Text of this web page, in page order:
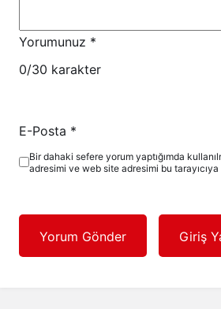
Yorumunuz *
0/30 karakter
E-Posta *
Bir dahaki sefere yorum yaptığımda
adresimi ve web site adresimi bu
Yorum Gönder Giriş